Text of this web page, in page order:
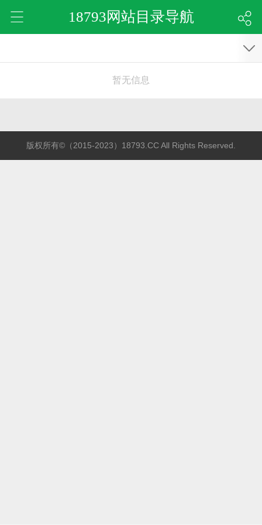
18793网站目录导航
暂无信息
版权所有©（2015-2023）18793.CC All Rights Reserved.